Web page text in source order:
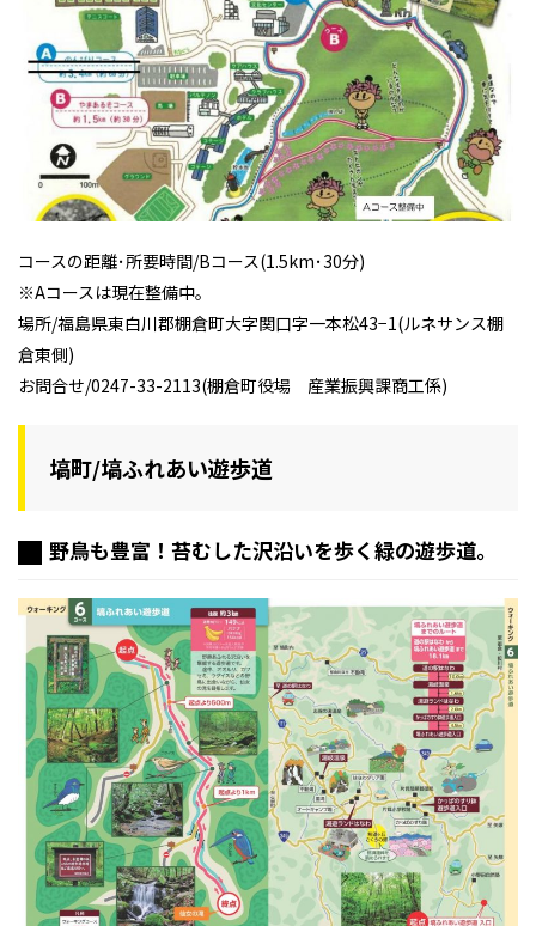
コースの距離･所要時間/Bコース(1.5km･30分)
※Aコースは現在整備中。
場所/福島県東白川郡棚倉町大字関口字一本松43−1(ルネサンス棚
倉東側)
お問合せ/0247-33-2113(棚倉町役場 産業振興課商工係)
塙町/塙ふれあい遊歩道
野鳥も豊富！苔むした沢沿いを歩く緑の遊歩道。